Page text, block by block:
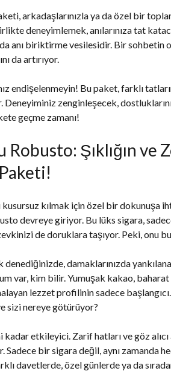
arkadaşlarınızla ya da özel bir
deneyimlemek, anılarınıza tat
anı biriktirme vesilesidir. Bir sohbetin
da artırıyor.
endişelenmeyin! Bu paket, farklı
Deneyiminiz zenginleşecek,
geçme zamanı!
Şıklığın ve
kusursuz kılmak için özel bir dokunuşa
devreye giriyor. Bu lüks sigara,
de doruklara taşıyor. Peki, onu
damaklarınızda
var, kim bilir. Yumuşak kakao,
lezzet profilinin sadece
sizi nereye götürüyor?
kadar etkileyici. Zarif hatları ve göz
Sadece bir sigara değil, aynı zamanda
davetlerde, özel günlerde ya da